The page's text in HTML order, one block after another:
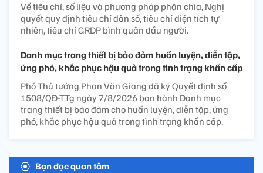
Về tiêu chí, số liệu và phương pháp phân chia, Nghị
quyết quy định tiêu chí dân số, tiêu chí diện tích tự
nhiên, tiêu chí GRDP bình quân đầu người.
Danh mục trang thiết bị bảo đảm huấn luyện, diễn tập,
ứng phó, khắc phục hậu quả trong tình trạng khẩn cấp
Phó Thủ tướng Phan Văn Giang đã ký Quyết định số
1508/QĐ-TTg ngày 7/8/2026 ban hành Danh mục
trang thiết bị bảo đảm cho huấn luyện, diễn tập, ứng
phó, khắc phục hậu quả trong tình trạng khẩn cấp.
Bạn đọc quan tâm